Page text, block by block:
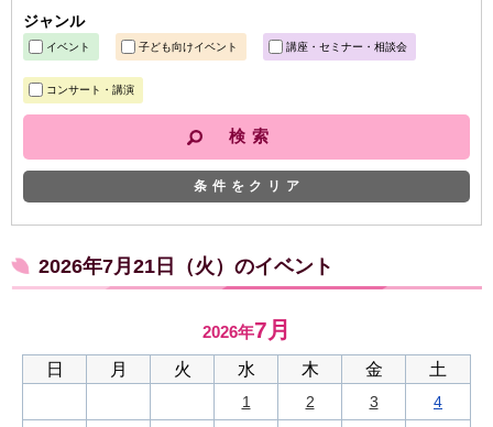
ジャンル
イベント 子ども向けイベント 講座・セミナー・相談会
コンサート・講演
条件をクリア
2026年7月21日（火）のイベント
2026年7月
日 月 火 水 木 金 土
1 2 3 4